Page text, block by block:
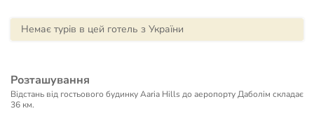
Немає турів в цей готель з України
Розташування
Відстань від гостьового будинку Aaria Hills до аеропорту Даболім складає
36 км.